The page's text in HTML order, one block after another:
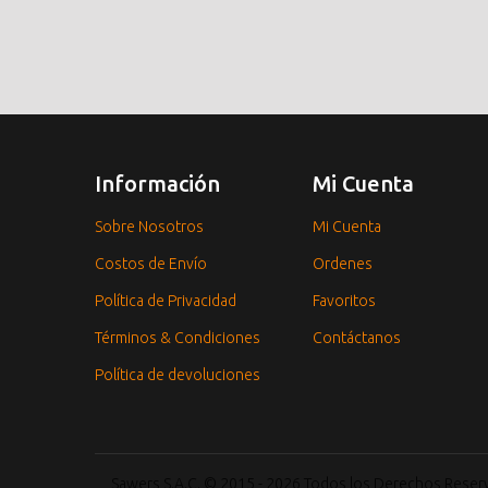
Información
Sobre Nosotros
Costos de Envío
Política de Privacidad
Términos & Condiciones
Política de devoluciones
Mi Cuenta
Mi Cuenta
Ordenes
Favoritos
Contáctanos